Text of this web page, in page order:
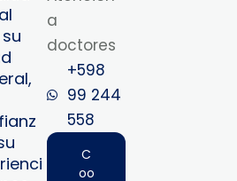
a
doctores
+598
99 244
558‬‬
C
oo